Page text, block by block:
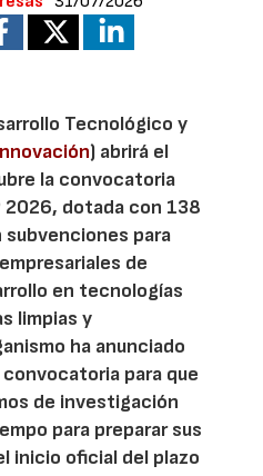
Tecnológico y
) abrirá el
la convocatoria
dotada con 138
subvenciones para
de
en tecnologías
limpias y
ha anunciado
para que
de investigación
para preparar sus
inicio oficial del plazo